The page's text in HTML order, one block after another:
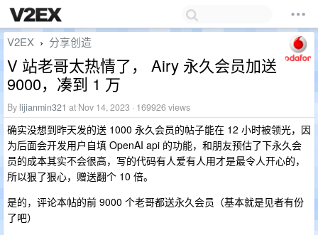
V2EX › 分享创造
V 站老哥太热情了， Airy 永久会员加送
9000，凑到 1 万
By lijianmin321 at Nov 14, 2023 · 169926 views
确实没想到昨天发的送 1000 永久会员的帖子能在 12 小时被领光，因
为后面会开发用户自填 OpenAI api 的功能，和朋友预估了下永久会
员的成本其实不会很高，写的代码有人爱有人用才是最令人开心的，
所以狠了狠心，赠送翻个 10 倍。
是的，评论本帖的前 9000 个老哥都送永久会员（基本就是见者有份
了吧）